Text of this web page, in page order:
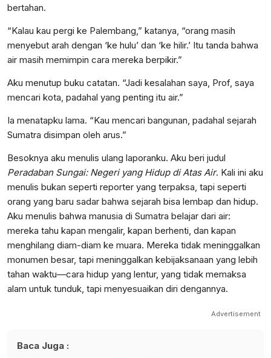
bertahan.
“Kalau kau pergi ke Palembang,” katanya, “orang masih
menyebut arah dengan ‘ke hulu’ dan ‘ke hilir.’ Itu tanda bahwa
air masih memimpin cara mereka berpikir.”
Aku menutup buku catatan. “Jadi kesalahan saya, Prof, saya
mencari kota, padahal yang penting itu air.”
Ia menatapku lama. “Kau mencari bangunan, padahal sejarah
Sumatra disimpan oleh arus.”
Besoknya aku menulis ulang laporanku. Aku beri judul
Peradaban Sungai: Negeri yang Hidup di Atas Air. Kali ini aku
menulis bukan seperti reporter yang terpaksa, tapi seperti
orang yang baru sadar bahwa sejarah bisa lembap dan hidup.
Aku menulis bahwa manusia di Sumatra belajar dari air:
mereka tahu kapan mengalir, kapan berhenti, dan kapan
menghilang diam-diam ke muara. Mereka tidak meninggalkan
monumen besar, tapi meninggalkan kebijaksanaan yang lebih
tahan waktu—cara hidup yang lentur, yang tidak memaksa
alam untuk tunduk, tapi menyesuaikan diri dengannya.
Advertisement
Baca Juga :